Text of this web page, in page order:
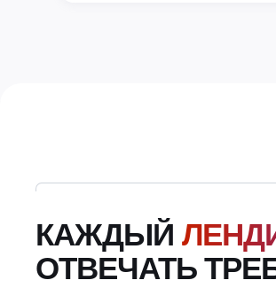
КАЖДЫЙ
ОТВЕЧАТЬ